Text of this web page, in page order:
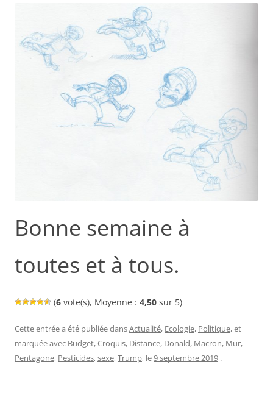
Bonne semaine à
toutes et à tous.
(6 vote(s), Moyenne : 4,50 sur 5)
Cette entrée a été publiée dansActualité, Ecologie, Politique, et
marquée avec Budget,Croquis, Distance, Donald, Macron, Mur,
Pentagone, Pesticides,sexe,Trump, le9 septembre 2019 .